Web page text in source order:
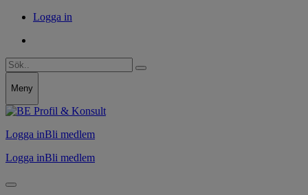
Logga in
Meny
Logga inBli medlem
Logga inBli medlem